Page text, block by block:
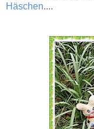
Häschen....